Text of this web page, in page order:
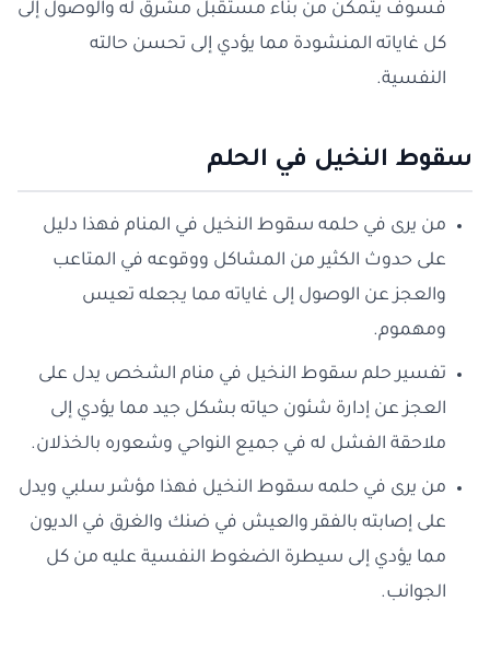
فسوف يتمكن من بناء مستقبل مشرق له والوصول إلى
كل غاياته المنشودة مما يؤدي إلى تحسن حالته
النفسية.
سقوط النخيل في الحلم
من يرى في حلمه سقوط النخيل في المنام فهذا دليل
على حدوث الكثير من المشاكل ووقوعه في المتاعب
والعجز عن الوصول إلى غاياته مما يجعله تعيس
ومهموم.
تفسير حلم سقوط النخيل في منام الشخص يدل على
العجز عن إدارة شئون حياته بشكل جيد مما يؤدي إلى
ملاحقة الفشل له في جميع النواحي وشعوره بالخذلان.
من يرى في حلمه سقوط النخيل فهذا مؤشر سلبي ويدل
على إصابته بالفقر والعيش في ضنك والغرق في الديون
مما يؤدي إلى سيطرة الضغوط النفسية عليه من كل
الجوانب.